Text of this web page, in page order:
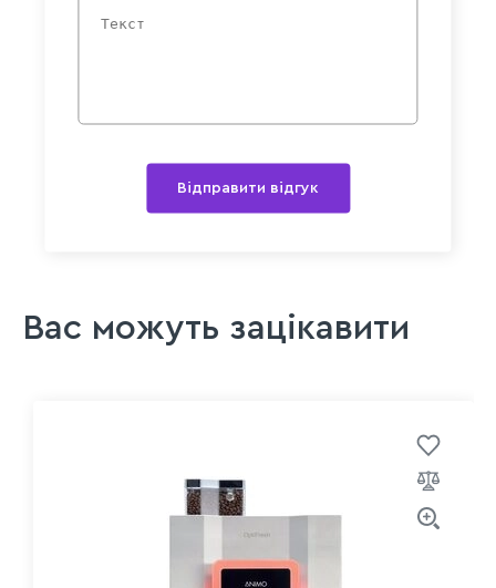
Відправити відгук
Вас можуть зацікавити